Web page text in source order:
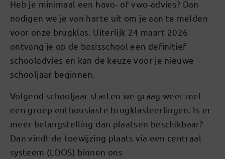
Heb je minimaal een havo- of vwo-advies? Dan
nodigen we je van harte uit om je aan te melden
voor onze brugklas. Uiterlijk 24 maart 2026
ontvang je op de basisschool een definitief
schooladvies en kan de keuze voor je nieuwe
schooljaar beginnen.
Volgend schooljaar starten we graag weer met
een groep enthousiaste brugklasleerlingen. Is er
meer belangstelling dan plaatsen beschikbaar?
Dan vindt de toewijzing plaats via een centraal
systeem (LDOS) binnen ons